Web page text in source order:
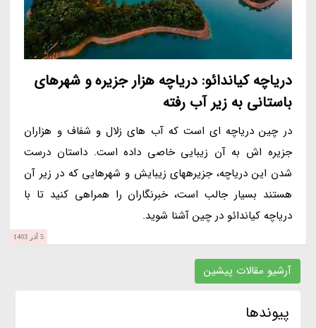
دریاچه کیاندائو: دریاچه هزار جزیره و شهرهای
باستانی به زیر آب رفته
در چین دریاچه ای است که آب های زلال و شفاف و هزاران
جزیره اش به آن زیبایی خاصی داده است. داستان درست
شدن این دریاچه، جزیرههای زیبایش و شهرهایی که در زیر آن
هستند بسیار جالب است، خبرنگاران را همراهی کنید تا با
دریاچه کیاندائو در چین آشنا شوید.
5 آذر 1403
آرشیو مقالات پیشین
پیوندها